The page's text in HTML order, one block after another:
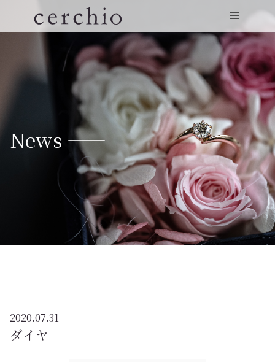
News ——
2020.07.31
ダイヤ